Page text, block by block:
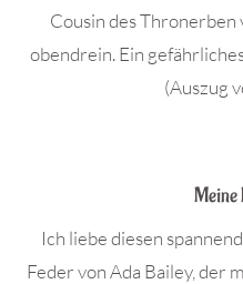
Cousin des Thronerben
obendrein. Ein
(Auszug
Meine
Ich liebe diesen
Feder von Ada Bailey, der